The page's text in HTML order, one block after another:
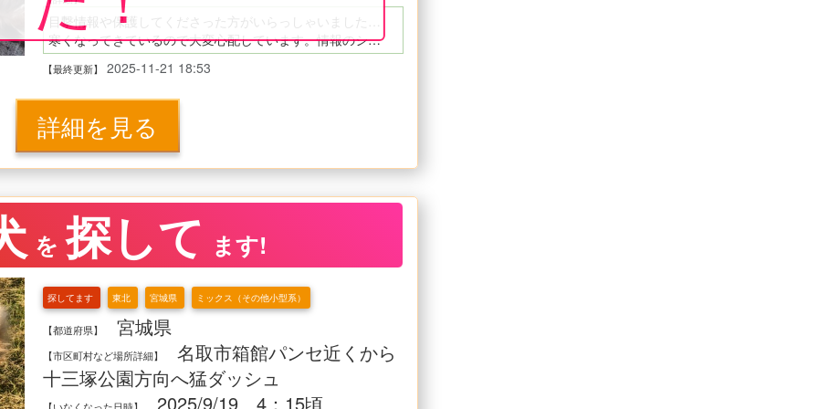
寒くなってきているので大変心配しています。情報のシェアにもご協力いただけると幸いです。
【最終更新】 2025-11-21 18:53
詳細を見る
を 探して ます!
探してます 東北 宮城県 ミックス（その他小型系）
【都道府県】 宮城県
【市区町村など場所詳細】
名取市箱館パンセ近くから
十三塚公園方向へ猛ダッシュ
【いなくなった日時】 2025/9/19 4：15頃